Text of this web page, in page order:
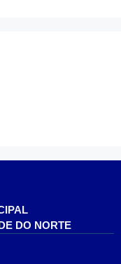
DO NORTE